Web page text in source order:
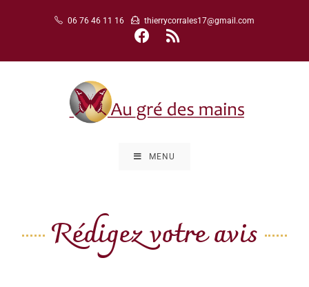
06 76 46 11 16 thierrycorrales17@gmail.com
MENU
Rédigez votre avis